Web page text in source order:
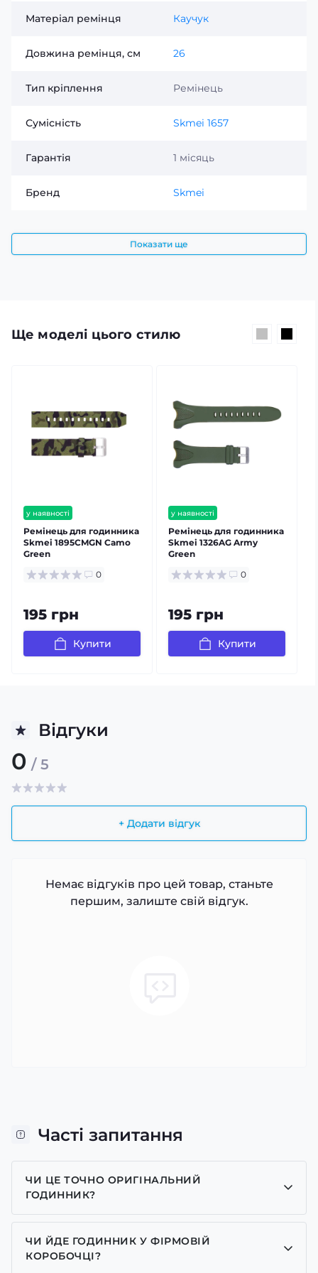
Матеріал ремінця Каучук
Довжина ремінця, см 26
Тип кріплення Ремінець
Сумісність Skmei 1657
Гарантія 1 місяць
Бренд Skmei
Показати ще
Ще моделі цього стилю
у наявності
Ремінець для годинника
Skmei 1895CMGN Camo
Green
0
195 грн
Купити
у наявності
Ремінець для годинника
Skmei 1326AG Army
Green
0
195 грн
Купити
Відгуки
0 / 5
+ Додати відгук
Немає відгуків про цей товар, станьте
першим, залиште свій відгук.
Часті запитання
ЧИ ЦЕ ТОЧНО ОРИГІНАЛЬНИЙ
ГОДИННИК?
Так, усі годинники у нас лише оригінальні, ми є
представником багатьох брендів.
ЧИ ЙДЕ ГОДИННИК У ФІРМОВІЙ
КОРОБОЧЦІ?